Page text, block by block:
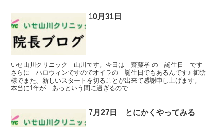
10月31日
いせ山川クリニック 山川です。今日は 齋藤孝 の 誕生日 です
さらに ハロウィンですのでオイラの 誕生日でもあるんです♪ 御陰
様でまた、新しいスタートを切ることが出来て感謝申し上げます。
本当に1年が あっという間に過ぎるので...
7月27日 とにかくやってみる